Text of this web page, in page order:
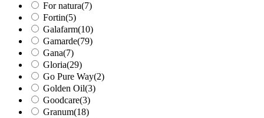
For natura(7)
Fortin(5)
Galafarm(10)
Gamarde(79)
Gana(7)
Gloria(29)
Go Pure Way(2)
Golden Oil(3)
Goodcare(3)
Granum(18)